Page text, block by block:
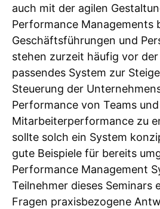
auch mit der agilen
Performance Managements
Geschäftsführungen und
stehen zurzeit häufig vor
passendes System zur
Steuerung der
Performance von Teams
Mitarbeiterperformance zu
sollte solch ein System
gute Beispiele für bereits
Performance Management
Teilnehmer dieses Seminars
Fragen praxisbezogene